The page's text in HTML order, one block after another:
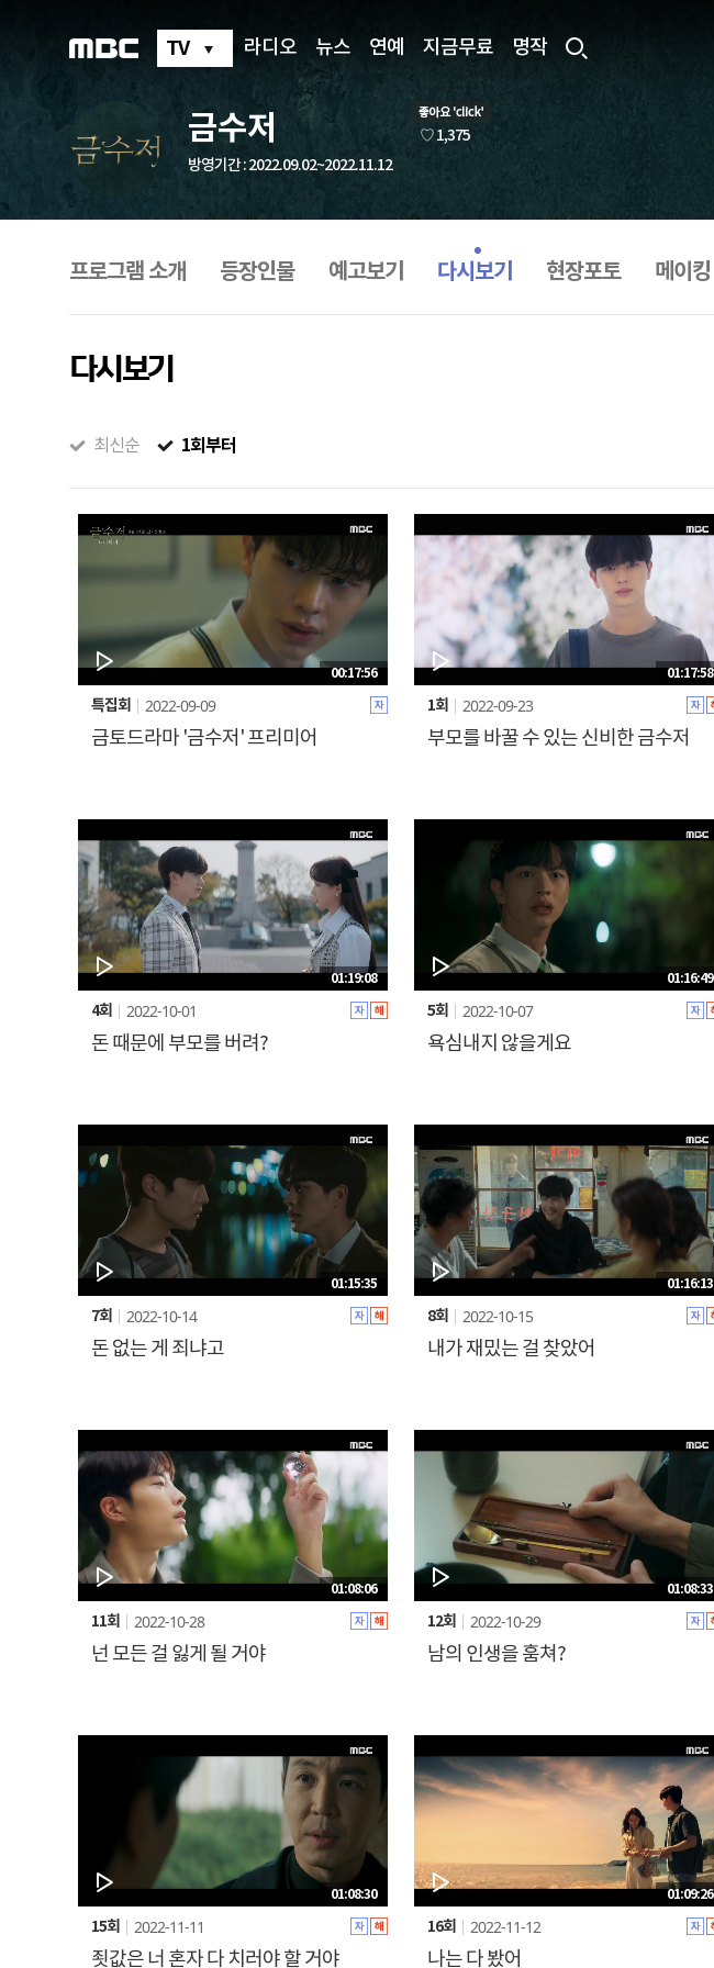
TV 라디오 뉴스 연예 지금무료 명작
금수저
방영기간 : 2022.09.02~2022.11.12
좋 ♡ 1,375
프로그램 소개 등장인물 예고보기 다시보기 현장포토 메이킹
다시보기
최신순 1회부터
00:17:56
특집회 2022-09-09
금토드라마 '금수저' 프리미어
01:17:58
1회 2022-09-23
부모를 바꿀 수 있는 신비한 금수저
01:19:08
4회 2022-10-01
돈 때문에 부모를 버려?
01:16:49
5회 2022-10-07
욕심내지 않을게요
01:15:35
7회 2022-10-14
돈 없는 게 죄냐고
01:16:13
8회 2022-10-15
내가 재밌는 걸 찾았어
01:08:06
11회 2022-10-28
넌 모든 걸 잃게 될 거야
01:08:33
12회 2022-10-29
남의 인생을 훔쳐?
01:08:30
15회 2022-11-11
죗값은 너 혼자 다 치러야 할 거야
01:09:26
16회 2022-11-12
나는 다 봤어